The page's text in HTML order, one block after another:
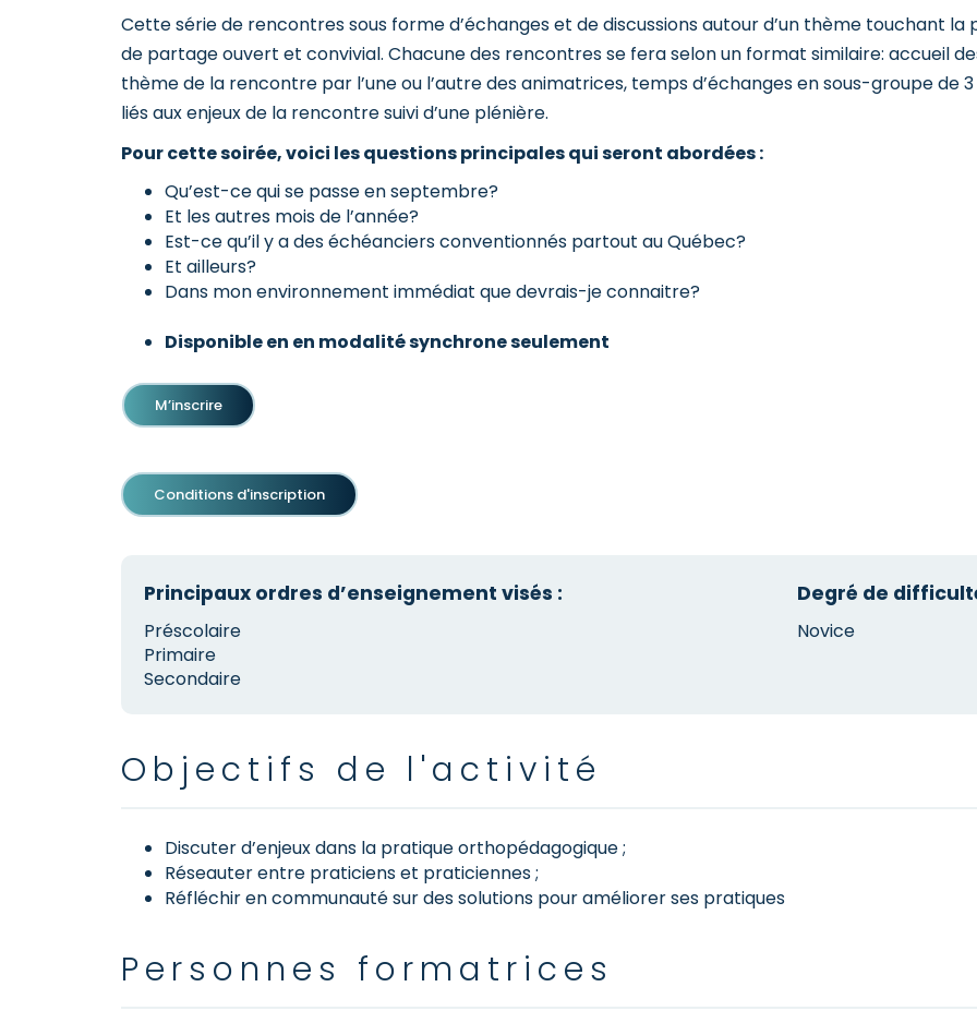
Cette série de rencontres sous forme d’échanges et de discussions autour d’un thème touchant
de partage ouvert et convivial. Chacune des rencontres se fera selon un format similaire: accueil
thème de la rencontre par l’une ou l’autre des animatrices, temps d’échanges en sous-groupe de
liés aux enjeux de la rencontre suivi d’une plénière.
Pour cette soirée, voici les questions principales qui seront abordées :
Qu’est-ce qui se passe en septembre?
Et les autres mois de l’année?
Est-ce qu’il y a des échéanciers conventionnés partout au Québec?
Et ailleurs?
Dans mon environnement immédiat que devrais-je connaitre?
Disponible en en modalité synchrone seulement
M’inscrire
Conditions d'inscription
Principaux ordres d’enseignement visés :
Préscolaire
Primaire
Secondaire
Degré de
Novice
Objectifs de l'activité
Discuter d’enjeux dans la pratique orthopédagogique ;
Réseauter entre praticiens et praticiennes ;
Réfléchir en communauté sur des solutions pour améliorer ses pratiques
Personnes formatrices